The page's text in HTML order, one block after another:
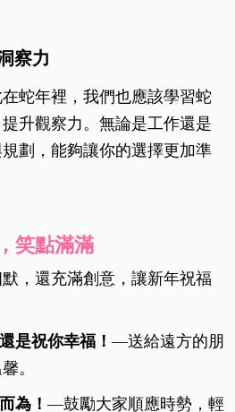
察力
蛇年裡，我們也應該學習蛇
升觀察力。無論是工作還是
劃，能夠讓你的選擇更加準
笑點滿滿
，還充滿創意，讓新年祝福
是祝你幸福！—送給遠方的朋
。
為！—鼓勵大家順應時勢，輕